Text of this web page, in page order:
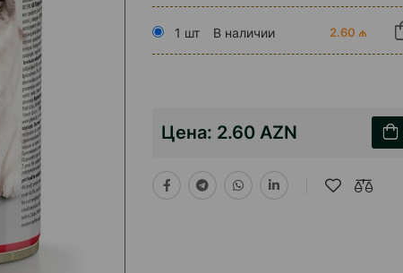
1 шт В наличии 2.60 ₼
Цена: 2.60 AZN